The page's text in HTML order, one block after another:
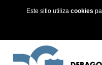
Este sitio utiliza cookies